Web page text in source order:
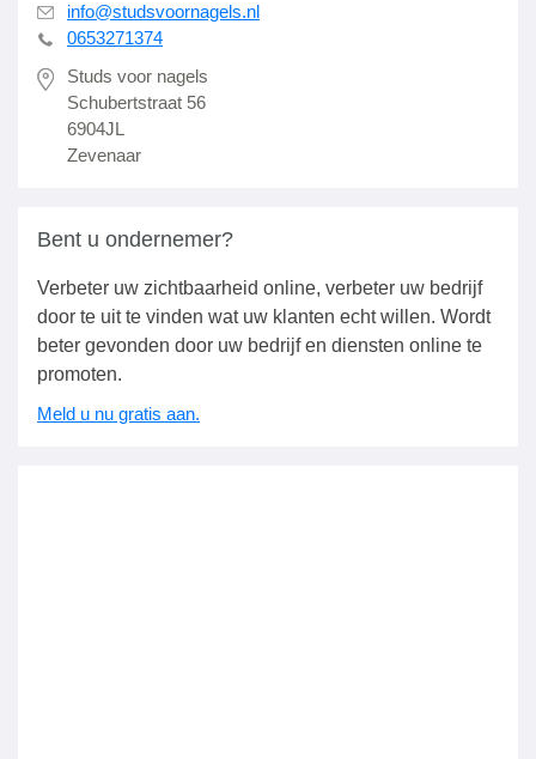
info@studsvoornagels.nl
0653271374
Studs voor nagels
Schubertstraat 56
6904JL
Zevenaar
Bent u ondernemer?
Verbeter uw zichtbaarheid online, verbeter uw bedrijf
door te uit te vinden wat uw klanten echt willen. Wordt
beter gevonden door uw bedrijf en diensten online te
promoten.
Meld u nu gratis aan.